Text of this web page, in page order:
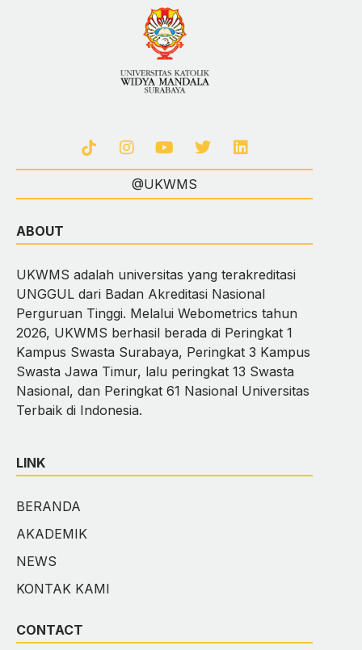
@UKWMS
ABOUT
UKWMS adalah universitas yang terakreditasi
UNGGUL dari Badan Akreditasi Nasional
Perguruan Tinggi. Melalui Webometrics tahun
2026, UKWMS berhasil berada di Peringkat 1
Kampus Swasta Surabaya, Peringkat 3 Kampus
Swasta Jawa Timur, lalu peringkat 13 Swasta
Nasional, dan Peringkat 61 Nasional Universitas
Terbaik di Indonesia.
LINK
BERANDA
AKADEMIK
NEWS
KONTAK KAMI
CONTACT